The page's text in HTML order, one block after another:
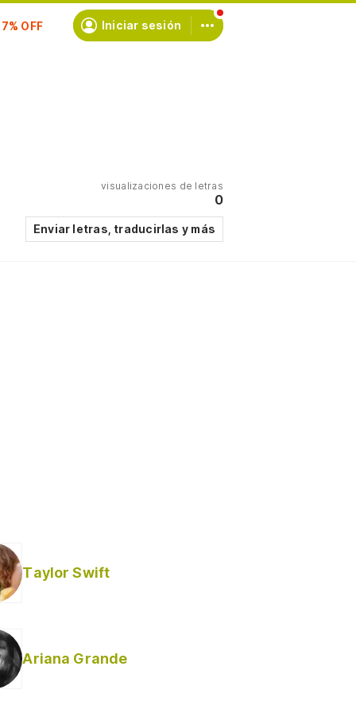
Iniciar sesión
visualizaciones de letras
0
Enviar letras, traducirlas y más
Taylor Swift
Ariana Grande